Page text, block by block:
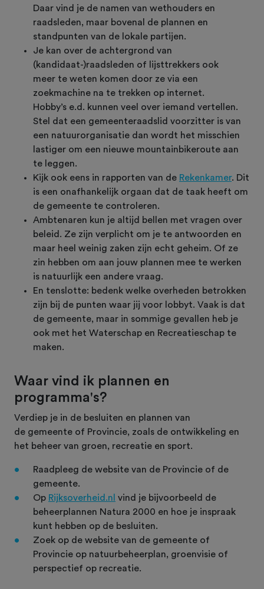
Daar vind je de namen van wethouders en
raadsleden, maar bovenal de plannen en
standpunten van de lokale partijen.
Je kan over de achtergrond van
(kandidaat-)raadsleden of lijsttrekkers ook
meer te weten komen door ze via een
zoekmachine na te trekken op internet.
Hobby’s e.d. kunnen veel over iemand vertellen.
Stel dat een gemeenteraadslid voorzitter is van
een natuurorganisatie dan wordt het misschien
lastiger om een nieuwe mountainbikeroute aan
te leggen.
Kijk ook eens in rapporten van de Rekenkamer. Dit
is een onafhankelijk orgaan dat de taak heeft om
de gemeente te controleren.
Ambtenaren kun je altijd bellen met vragen over
beleid. Ze zijn verplicht om je te antwoorden en
maar heel weinig zaken zijn echt geheim. Of ze
zin hebben om aan jouw plannen mee te werken
is natuurlijk een andere vraag.
En tenslotte: bedenk welke overheden betrokken
zijn bij de punten waar jij voor lobbyt. Vaak is dat
de gemeente, maar in sommige gevallen heb je
ook met het Waterschap en Recreatieschap te
maken.
Waar vind ik plannen en
programma's?
Verdiep je in de besluiten en plannen van
de gemeente of Provincie, zoals de ontwikkeling en
het beheer van groen, recreatie en sport.
Raadpleeg de website van de Provincie of de
gemeente.
Op Rijksoverheid.nl vind je bijvoorbeeld de
beheerplannen Natura 2000 en hoe je inspraak
kunt hebben op de besluiten.
Zoek op de website van de gemeente of
Provincie op natuurbeheerplan, groenvisie of
perspectief op recreatie.